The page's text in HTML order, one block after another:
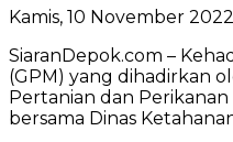
Kamis, 10 November
SiaranDepok.com –
(GPM) yang dihadirkan
Pertanian dan
bersama Dinas